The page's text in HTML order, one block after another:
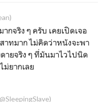
กจริง ๆ ครับ เคยเปิดเจอ
าทมาก ไม่คิดว่าหนังจะพา
ายจริง ๆ ที่มันมาไวไปนิด
ม่ยากเลย